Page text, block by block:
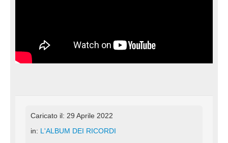
Caricato il: 29 Aprile 2022
in: L'ALBUM DEI RICORDI